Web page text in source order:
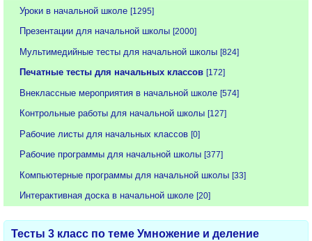
Уроки в начальной школе [1295]
Презентации для начальной школы [2000]
Мультимедийные тесты для начальной школы [824]
Печатные тесты для начальных классов [172]
Внеклассные мероприятия в начальной школе [574]
Контрольные работы для начальной школы [127]
Рабочие листы для начальных классов [0]
Рабочие программы для начальной школы [377]
Компьютерные программы для начальной школы [33]
Интерактивная доска в начальной школе [20]
Тесты 3 класс по теме Умножение и деление